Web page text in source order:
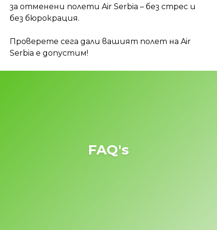
за отменени полети Air Serbia – без стрес и
без бюрокрация.
Проверете сега дали вашият полет на Air
Serbia е допустим!
FAQ's